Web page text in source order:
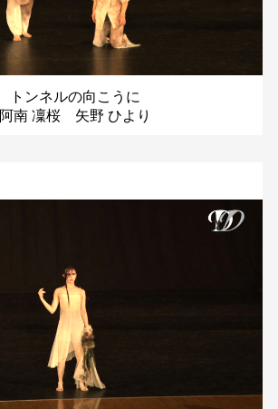
トンネルの向こうに
阿南 凜桜 矢野 ひより